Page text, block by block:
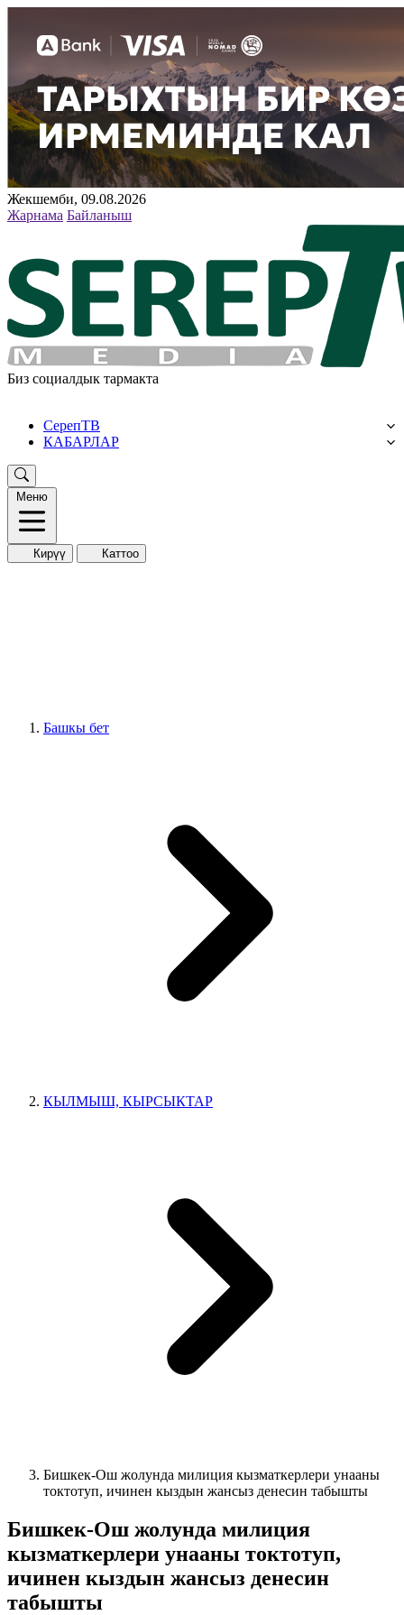
Жекшемби, 09.08.2026
Жарнама Байланыш
Биз социалдык тармакта
СерепТВ
КАБАРЛАР
Меню
Кирүү Каттоо
Башкы бет
КЫЛМЫШ, КЫРСЫКТАР
Бишкек-Ош жолунда милиция кызматкерлери унааны
токтотуп, ичинен кыздын жансыз денесин табышты
Бишкек-Ош жолунда милиция
кызматкерлери унааны токтотуп,
ичинен кыздын жансыз денесин
табышты